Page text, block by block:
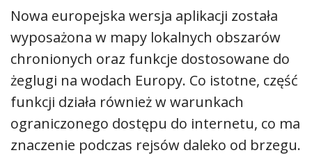
Nowa europejska wersja aplikacji została
wyposażona w mapy lokalnych obszarów
chronionych oraz funkcje dostosowane do
żeglugi na wodach Europy. Co istotne, część
funkcji działa również w warunkach
ograniczonego dostępu do internetu, co ma
znaczenie podczas rejsów daleko od brzegu.